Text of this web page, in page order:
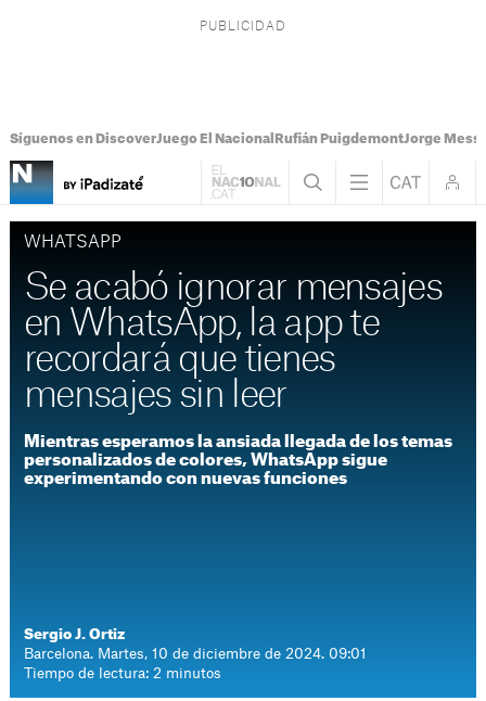
Síguenos en DiscoverJuego El Nacional Rufián PuigdemontJorge Messi
WHATSAPP
Se acabó ignorar mensajes
en WhatsApp, la app te
recordará que tienes
mensajes sin leer
Mientras esperamos la ansiada llegada de los temas
personalizados de colores, WhatsApp sigue
experimentando con nuevas funciones
Sergio J. Ortiz
Barcelona. Martes, 10 de diciembre de 2024. 09:01
Tiempo de lectura: 2 minutos